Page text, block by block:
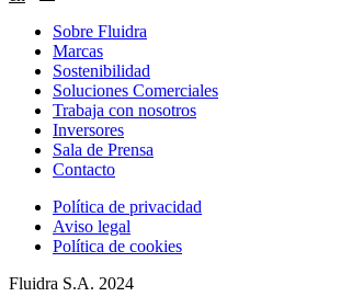
Sobre Fluidra
Marcas
Sostenibilidad
Soluciones Comerciales
Trabaja con nosotros
Inversores
Sala de Prensa
Contacto
Política de privacidad
Aviso legal
Política de cookies
Fluidra S.A. 2024